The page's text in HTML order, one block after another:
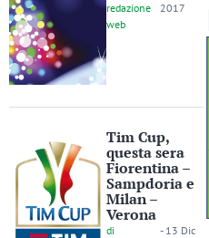
redazione
web
2017
Tim Cup,
questa sera
Fiorentina –
Sampdoria e
Milan –
Verona
di
- 13 Dic